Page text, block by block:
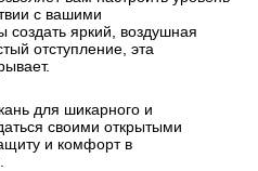
с вашими
создать яркий, воздушная
отступление, эта
для шикарного и
своими открытыми
и комфорт в